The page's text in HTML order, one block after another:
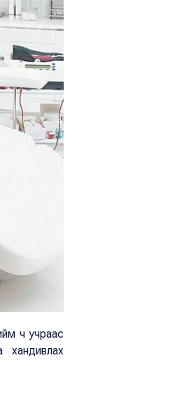
ч учраас